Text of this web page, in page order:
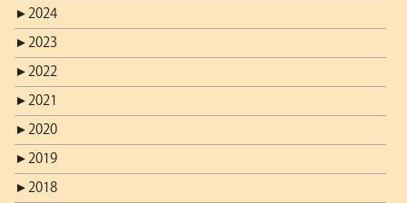
► 2024
► 2023
► 2022
► 2021
► 2020
► 2019
► 2018